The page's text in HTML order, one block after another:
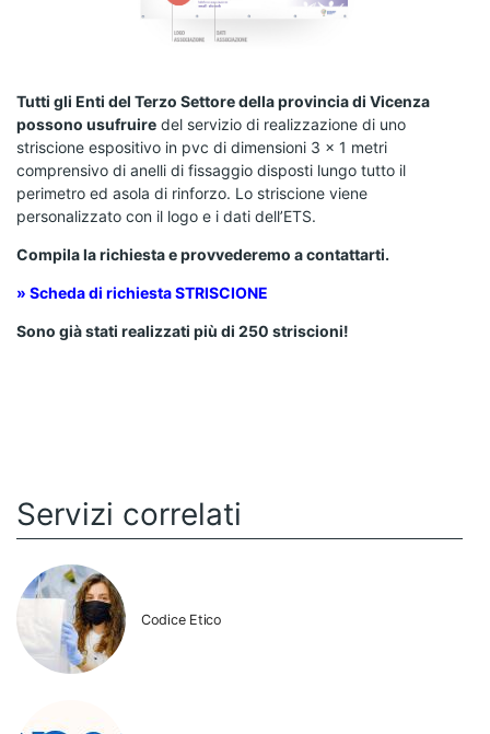
Tutti gli Enti del Terzo Settore della provincia di Vicenza
possono usufruire del servizio di realizzazione di uno
striscione espositivo in pvc di dimensioni 3 x 1 metri
comprensivo di anelli di fissaggio disposti lungo tutto il
perimetro ed asola di rinforzo. Lo striscione viene
personalizzato con il logo e i dati dell’ETS.
Compila la richiesta e provvederemo a contattarti.
» Scheda di richiesta STRISCIONE
Sono già stati realizzati più di 250 striscioni!
Servizi correlati
Codice Etico